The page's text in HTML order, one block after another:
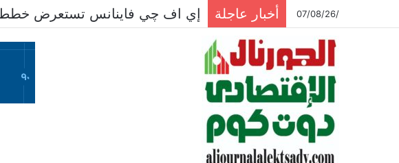
/07/08/26 أخبار عاجلة إي اف چي فاينانس تستعرض خطط